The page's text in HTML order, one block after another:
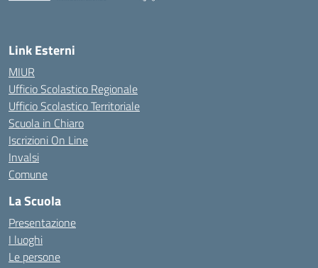
Link Esterni
MIUR
Ufficio Scolastico Regionale
Ufficio Scolastico Territoriale
Scuola in Chiaro
Iscrizioni On Line
Invalsi
Comune
La Scuola
Presentazione
I luoghi
Le persone